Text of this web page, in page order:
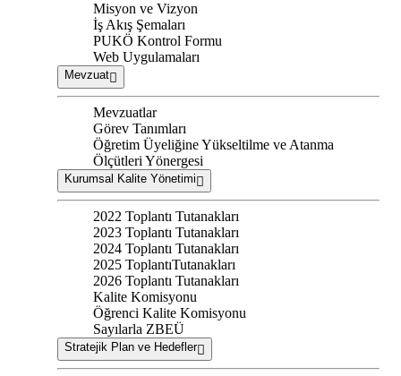
Misyon ve Vizyon
İş Akış Şemaları
PUKÖ Kontrol Formu
Web Uygulamaları
Mevzuat
Mevzuatlar
Görev Tanımları
Öğretim Üyeliğine Yükseltilme ve Atanma
Ölçütleri Yönergesi
Kurumsal Kalite Yönetimi
2022 Toplantı Tutanakları
2023 Toplantı Tutanakları
2024 Toplantı Tutanakları
2025 ToplantıTutanakları
2026 Toplantı Tutanakları
Kalite Komisyonu
Öğrenci Kalite Komisyonu
Sayılarla ZBEÜ
Stratejik Plan ve Hedefler